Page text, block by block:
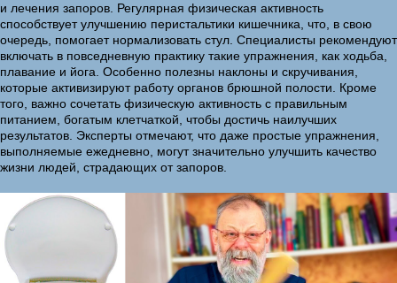
и лечения запоров. Регулярная физическая активность
способствует улучшению перистальтики кишечника, что, в свою
очередь, помогает нормализовать стул. Специалисты рекомендуют
включать в повседневную практику такие упражнения, как ходьба,
плавание и йога. Особенно полезны наклоны и скручивания,
которые активизируют работу органов брюшной полости. Кроме
того, важно сочетать физическую активность с правильным
питанием, богатым клетчаткой, чтобы достичь наилучших
результатов. Эксперты отмечают, что даже простые упражнения,
выполняемые ежедневно, могут значительно улучшить качество
жизни людей, страдающих от запоров.